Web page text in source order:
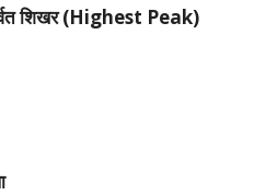
शिखर (Highest Peak)